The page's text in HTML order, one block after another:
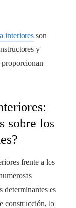
interiores son
y
proporcionan
sobre los
frente a los
determinantes es
construcción, lo